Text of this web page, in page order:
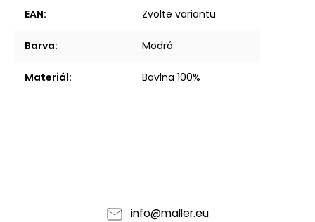
EAN: Zvolte variantu
Barva: Modrá
Materiál: Bavlna 100%
info@maller.eu